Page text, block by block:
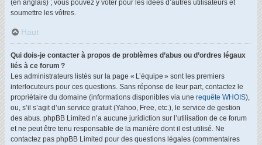
(en anglais) ; vous pouvez y voter pour les idées d’autres utilisateurs et
soumettre les vôtres.
Haut
Qui dois-je contacter à propos de problèmes d’abus ou d’ordres légaux
liés à ce forum ?
Les administrateurs listés sur la page « L’équipe » sont les premiers
interlocuteurs pour ces questions. Sans réponse de leur part, contactez le
propriétaire du domaine (informations disponibles via une requête WHOIS),
ou, s’il s’agit d’un service gratuit (Yahoo, Free, etc.), le service de gestion
des abus. phpBB Limited n’a aucune juridiction sur l’utilisation de ce forum
et ne peut être tenu responsable de la manière dont il est utilisé. Ne
contactez pas phpBB Limited pour des questions légales (commentaires